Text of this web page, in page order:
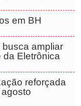
em BH
ampliar
da Eletrônica
reforçada